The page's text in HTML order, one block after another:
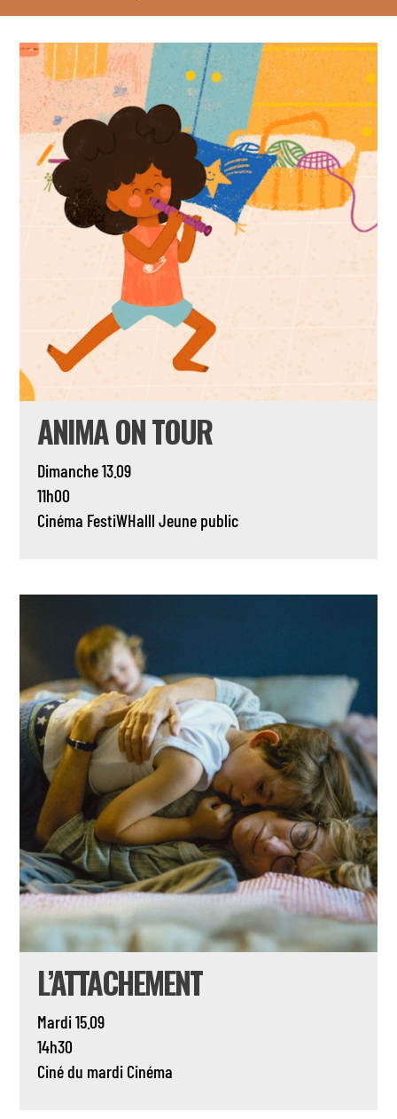
ANIMA ON TOUR
Dimanche 13.09
11h00
Cinéma FestiWHalll Jeune public
L’ATTACHEMENT
Mardi 15.09
14h30
Ciné du mardi Cinéma